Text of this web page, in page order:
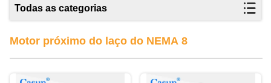
Todas as categorias
Motor próximo do laço do NEMA 8